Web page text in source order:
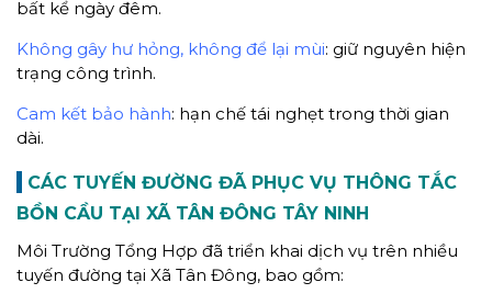
bất kể ngày đêm.
Không gây hư hỏng, không để lại mùi: giữ nguyên hiện
trạng công trình.
Cam kết bảo hành: hạn chế tái nghẹt trong thời gian
dài.
CÁC TUYẾN ĐƯỜNG ĐÃ PHỤC VỤ THÔNG TẮC
BỒN CẦU TẠI XÃ TÂN ĐÔNG TÂY NINH
Môi Trường Tổng Hợp đã triển khai dịch vụ trên nhiều
tuyến đường tại Xã Tân Đông, bao gồm: